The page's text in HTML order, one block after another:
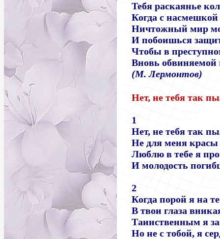
Тебя раскаянье
Когда с
Ничтожный мир
И побоишься
Чтобы в
Вновь обвиняемой
(М. Лермонтов)
Нет, не тебя так
1
Нет, не тебя так
Не для меня красы
Люблю в тебе я
И молодость
2
Когда порой я на
В твои глаза
Таинственным я
Но не с тобой, я